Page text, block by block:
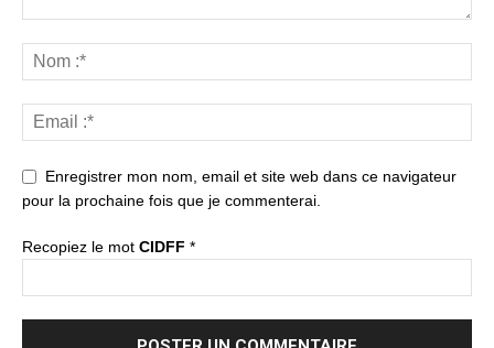
Enregistrer mon nom, email et site web dans ce navigateur
pour la prochaine fois que je commenterai.
Recopiez le mot CIDFF *